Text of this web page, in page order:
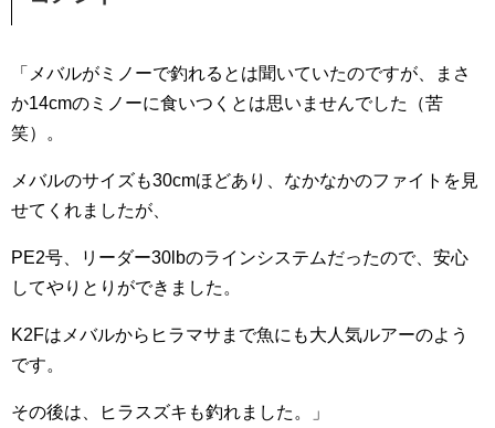
「メバルがミノーで釣れるとは聞いていたのですが、まさ
か14cmのミノーに食いつくとは思いませんでした（苦
笑）。
メバルのサイズも30cmほどあり、なかなかのファイトを見
せてくれましたが、
PE2号、リーダー30lbのラインシステムだったので、安心
してやりとりができました。
K2Fはメバルからヒラマサまで魚にも大人気ルアーのよう
です。
その後は、ヒラスズキも釣れました。」